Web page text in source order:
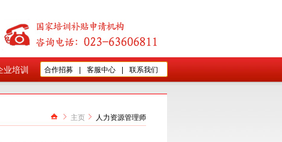
业培训 合作招募 客服中心 联系我们
主页 人力资源管理师